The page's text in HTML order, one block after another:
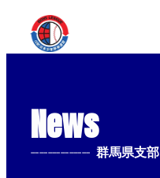
News
-------------- 群馬県支部